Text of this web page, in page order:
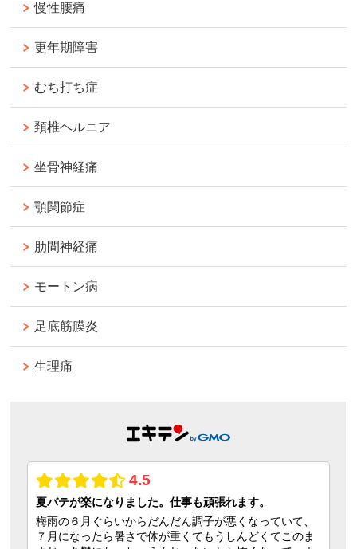
慢性腰痛
更年期障害
むち打ち症
頚椎ヘルニア
坐骨神経痛
顎関節症
肋間神経痛
モートン病
足底筋膜炎
生理痛